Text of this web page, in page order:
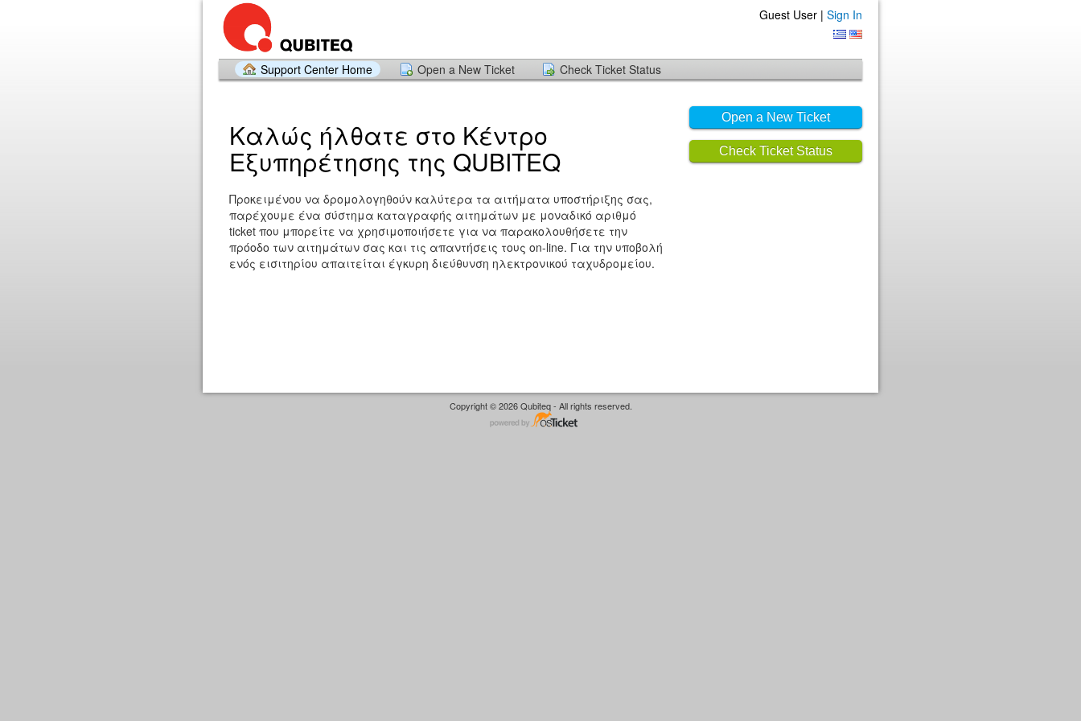
Guest User | Sign In
Support Center Home Open a New Ticket Check Ticket Status
Open a New Ticket
Check Ticket Status
Καλώς ήλθατε στο Κέντρο
Εξυπηρέτησης της QUBITEQ
Προκειμένου να δρομολογηθούν καλύτερα τα αιτήματα υποστήριξης σας,
παρέχουμε ένα σύστημα καταγραφής αιτημάτων με μοναδικό αριθμό
ticket που μπορείτε να χρησιμοποιήσετε για να παρακολουθήσετε την
πρόοδο των αιτημάτων σας και τις απαντήσεις τους on-line. Για την υποβολή
ενός εισιτηρίου απαιτείται έγκυρη διεύθυνση ηλεκτρονικού ταχυδρομείου.
Copyright © 2026 Qubiteq - All rights reserved.